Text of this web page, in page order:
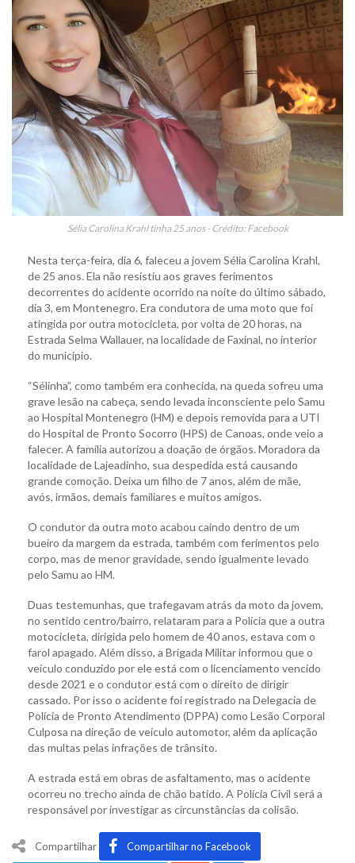
Sélia Carolina Krahl tinha 25 anos - Crédito: Facebook
Nesta terça-feira, dia 6, faleceu a jovem Sélia Carolina Krahl,
de 25 anos. Ela não resistiu aos graves ferimentos
decorrentes do acidente ocorrido na noite do último sábado,
dia 3, em Montenegro. Era condutora de uma moto que foi
atingida por outra motocicleta, por volta de 20 horas, na
Estrada Selma Wallauer, na localidade de Faxinal, no interior
do município.
“Sélinha”, como também era conhecida, na queda sofreu uma
grave lesão na cabeça, sendo levada inconsciente pelo Samu
ao Hospital Montenegro (HM) e depois removida para a UTI
do Hospital de Pronto Socorro (HPS) de Canoas, onde veio a
falecer. A família autorizou a doação de órgãos. Moradora da
localidade de Lajeadinho, sua despedida está causando
grande comoção. Deixa um filho de 7 anos, além de mãe,
avós, irmãos, demais familiares e muitos amigos.
O condutor da outra moto acabou caindo dentro de um
bueiro da margem da estrada, também com ferimentos pelo
corpo, mas de menor gravidade, sendo igualmente levado
pelo Samu ao HM.
Duas testemunhas, que trafegavam atrás da moto da jovem,
no sentido centro/bairro, relataram para a Polícia que a outra
motocicleta, dirigida pelo homem de 40 anos, estava com o
farol apagado. Além disso, a Brigada Militar informou que o
veículo conduzido por ele está com o licenciamento vencido
desde 2021 e o condutor está com o direito de dirigir
cassado. Por isso o acidente foi registrado na Delegacia de
Polícia de Pronto Atendimento (DPPA) como Lesão Corporal
Culposa na direção de veículo automotor, além da aplicação
das multas pelas infrações de trânsito.
A estrada está em obras de asfaltamento, mas o acidente
ocorreu no trecho ainda de chão batido. A Polícia Civil será a
responsável por investigar as circunstâncias da colisão.
Compartilhar Compartilhar no Facebook